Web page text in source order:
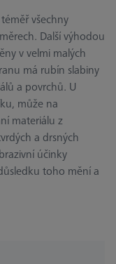
všechny
Další výhodou
v velmi malých
má rubín slabiny
a povrchů. U
může na
materiálu z
a drsných
účinky
toho mění a